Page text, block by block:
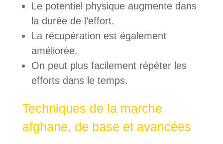
Le potentiel physique augmente dans
la durée de l’effort.
La récupération est également
améliorée.
On peut plus facilement répéter les
efforts dans le temps.
Techniques de la marche
afghane, de base et avancées